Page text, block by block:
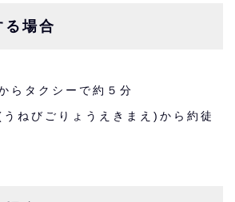
る場合
らタクシーで約５分
うねびごりょうえきまえ)から約徒